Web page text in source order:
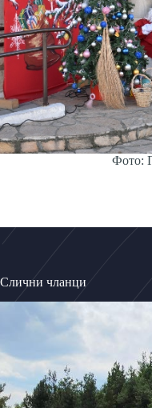
Фото:
Слични чланци